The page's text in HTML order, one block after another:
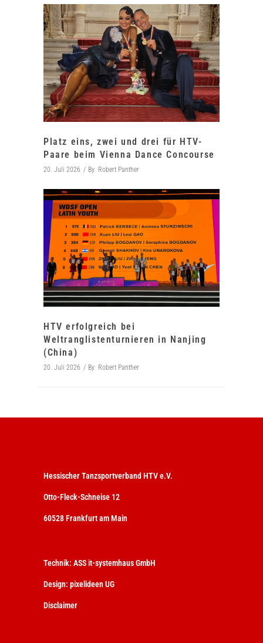
Platz eins, zwei und drei für HTV-
Paare beim Vienna Dance Concourse
20. Juli 2026 By Robert Panther
HTV erfolgreich bei
Weltranglistenturnieren in Nanjing
(China)
20. Juli 2026 By Robert Panther
Hessischer Tanzsportverband HTV e.V.
Otto-Fleck-Schneise 12
60528 Frankfurt am Main
Technik: ASS it-systemhaus GmbH
Design: pixelideen UG
Disclaimer